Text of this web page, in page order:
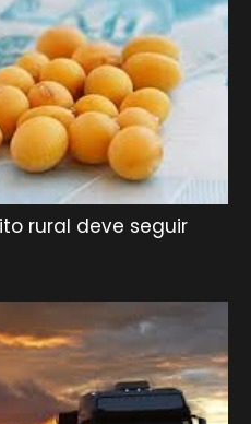
rural deve seguir